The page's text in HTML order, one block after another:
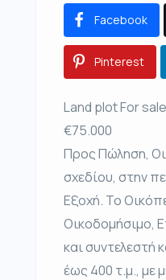
Facebook
Pinterest
Land plot For
€75.000
Προς Πώληση,
σχεδίου, στην
Εξοχή. Το
Οικοδομήσιμο,
και συντελεστή
έως 400 τ.μ., με